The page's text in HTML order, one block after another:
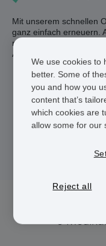
Mit unserem schnellen
ganz einfach erneuern.
registrierten Ärzten
Apotheke verschickt
0
We use cookies to
better. Some of
you and how you
content that’s
which cookies are
allow some for our
Reject all